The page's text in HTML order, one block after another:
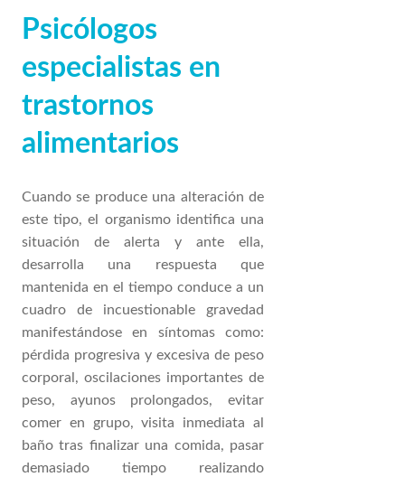
Psicólogos
especialistas en
trastornos
alimentarios
Cuando se produce una alteración de
este tipo, el organismo identifica una
situación de alerta y ante ella,
desarrolla una respuesta que
mantenida en el tiempo conduce a un
cuadro de incuestionable gravedad
manifestándose en síntomas como:
pérdida progresiva y excesiva de peso
corporal, oscilaciones importantes de
peso, ayunos prolongados, evitar
comer en grupo, visita inmediata al
baño tras finalizar una comida, pasar
demasiado tiempo realizando